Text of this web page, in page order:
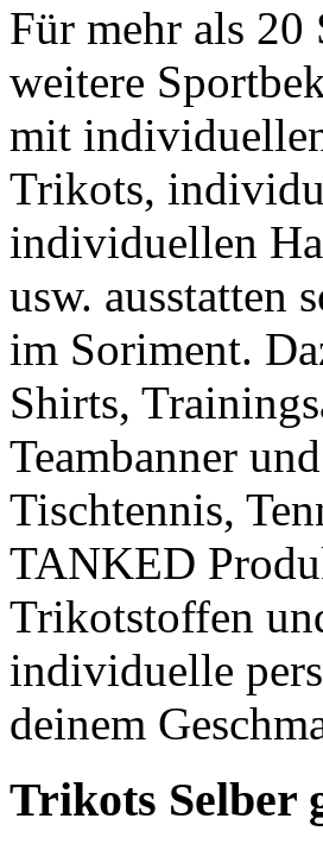
Für mehr als
weitere
mit
Trikots,
individuellen
usw. ausstatten
im Soriment.
Shirts,
Teambanner
Tischtennis,
TANKED
Trikotstoffen
individuelle
deinem
Trikots Selber